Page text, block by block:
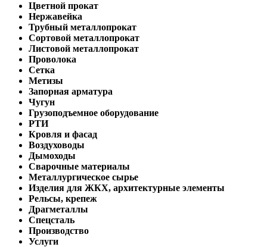
Цветной прокат
Нержавейка
Трубный металлопрокат
Сортовой металлопрокат
Листовой металлопрокат
Проволока
Сетка
Метизы
Запорная арматура
Чугун
Грузоподъемное оборудование
РТИ
Кровля и фасад
Воздуховоды
Дымоходы
Сварочные материалы
Металлургическое сырье
Изделия для ЖКХ, архитектурные элементы
Рельсы, крепеж
Драгметаллы
Спецсталь
Производство
Услуги